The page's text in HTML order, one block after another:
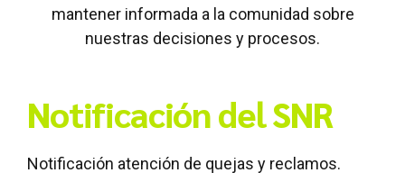
mantener informada a la comunidad sobre
nuestras decisiones y procesos.
Notificación del SNR
Notificación atención de quejas y reclamos.